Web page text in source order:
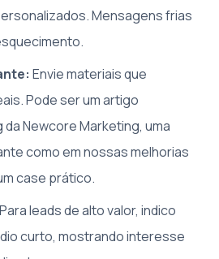
Mensagens frias
Envie materiais que
Pode ser um artigo
Newcore Marketing, uma
como em nossas melhorias
case prático.
Para leads de alto valor, indico
curto, mostrando interesse